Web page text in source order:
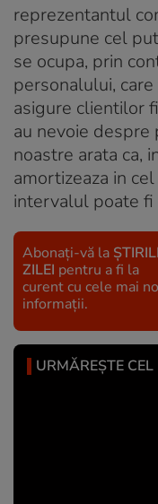
reprezentantul
presupune cel
se ocupa, prin
personalului,
asigure clientilor
au nevoie despre
noastre arata ca,
amortizeaza in
intervalul poate fi
Abonați-vă la
ZILEI pentru a fi la
curent cu cele mai
informații.
URMĂREȘTE